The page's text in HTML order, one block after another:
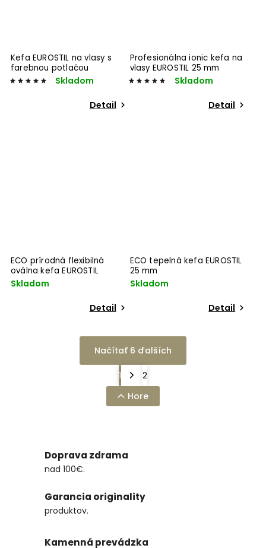
Kefa EUROSTIL na vlasy s
farebnou potlačou
Skladom
Detail
Profesionálna ionic kefa na
vlasy EUROSTIL 25 mm
Skladom
Detail
ECO prírodná flexibilná
oválna kefa EUROSTIL
Skladom
Detail
ECO tepelná kefa EUROSTIL
25 mm
Skladom
Detail
Načítať 6 ďalších
1
2
Hore
Doprava zdrama
nad 100€.
Garancia originality
produktov.
Kamenná prevádzka